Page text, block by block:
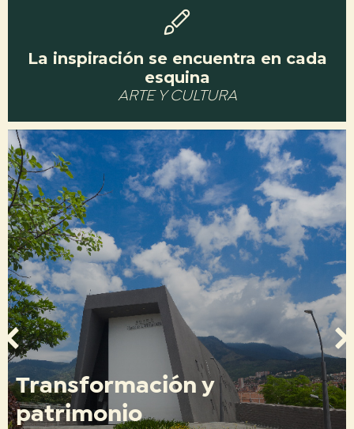
La inspiración se encuentra en cada
esquina
ARTE Y CULTURA
Transformación y
patrimonio